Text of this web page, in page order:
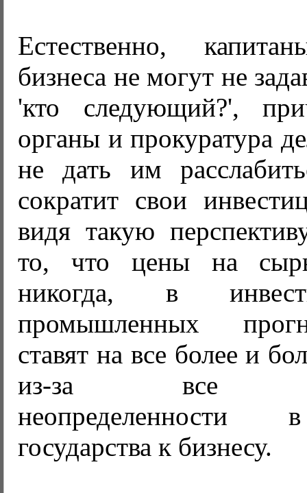
Естественно,
бизнеса не могут не
'кто следующий?',
органы и прокуратура
не дать им
сократит свои
видя такую
то, что цены на
никогда, в
промышленных
ставят на все более и
из-за все
государства к бизнесу.